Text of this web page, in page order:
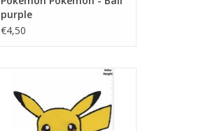
purple
€4,50
TOEVOEGEN AAN WINKELWAGEN